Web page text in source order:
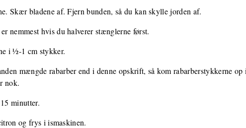
Skær bladene af. Fjern bunden, så du kan skylle jorden af.
nemmest hvis du halverer stænglerne først.
i ½-1 cm stykker.
mængde rabarber end i denne opskrift, så kom rabarberstykkerne
nok.
minutter.
og frys i ismaskinen.